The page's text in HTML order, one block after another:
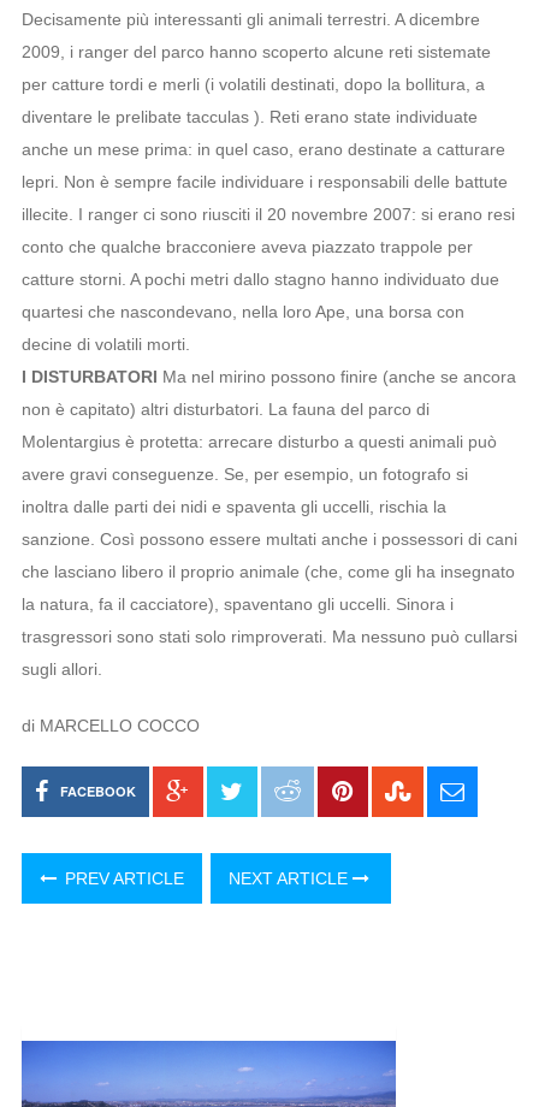
Decisamente più interessanti gli animali terrestri. A dicembre
2009, i ranger del parco hanno scoperto alcune reti sistemate
per catture tordi e merli (i volatili destinati, dopo la bollitura, a
diventare le prelibate tacculas ). Reti erano state individuate
anche un mese prima: in quel caso, erano destinate a catturare
lepri. Non è sempre facile individuare i responsabili delle battute
illecite. I ranger ci sono riusciti il 20 novembre 2007: si erano resi
conto che qualche bracconiere aveva piazzato trappole per
catture storni. A pochi metri dallo stagno hanno individuato due
quartesi che nascondevano, nella loro Ape, una borsa con
decine di volatili morti.
I DISTURBATORI Ma nel mirino possono finire (anche se ancora
non è capitato) altri disturbatori. La fauna del parco di
Molentargius è protetta: arrecare disturbo a questi animali può
avere gravi conseguenze. Se, per esempio, un fotografo si
inoltra dalle parti dei nidi e spaventa gli uccelli, rischia la
sanzione. Così possono essere multati anche i possessori di cani
che lasciano libero il proprio animale (che, come gli ha insegnato
la natura, fa il cacciatore), spaventano gli uccelli. Sinora i
trasgressori sono stati solo rimproverati. Ma nessuno può cullarsi
sugli allori.
di MARCELLO COCCO
FACEBOOK
PREV ARTICLE NEXT ARTICLE